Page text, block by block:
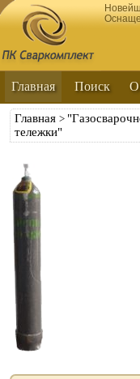
Главная Поиск О
Главная >
тележки"